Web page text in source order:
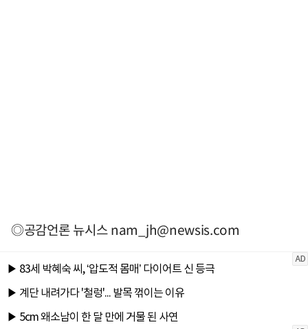
◎공감언론 뉴시스nam_jh@newsis.com